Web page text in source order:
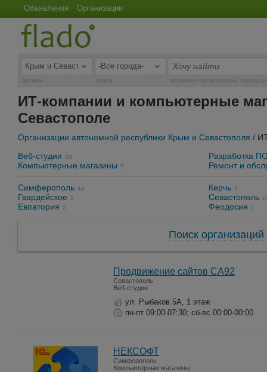
Объявления Организации
регион город название организации, сфера
ИТ-компании и компьютерные
Севастополе
Организации автономной республики Крым и Севастополя /
Веб-студии
38
Компьютерные магазины 5
Разработка
Ремонт и
Симферополь 44
Гвардейское 1
Евпатория 2
Керчь 2
Севастополь
Феодосия 1
Поиск организаций
Продвижение сайтов СА92
Севастополь
Веб-студии
ул. Рыбаков 5А, 1 этаж
пн-пт 09:00-07:30; сб-вс 00:00-00:00
НЕКСОФТ
Симферополь
Компьютерные магазины